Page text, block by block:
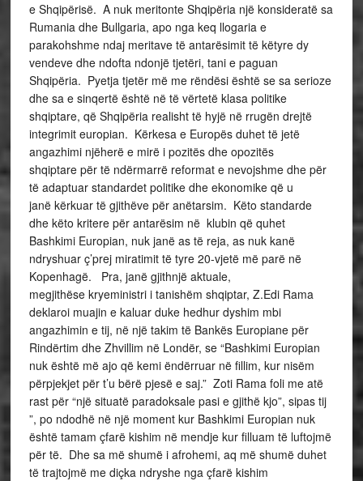
e Shqipërisë. A nuk meritonte Shqipëria një konsideratë sa
Rumania dhe Bullgaria, apo nga keq llogaria e
parakohshme ndaj meritave të antarësimit të këtyre dy
vendeve dhe ndofta ndonjë tjetëri, tani e paguan
Shqipëria. Pyetja tjetër më me rëndësi është se sa serioze
dhe sa e sinqertë është në të vërtetë klasa politike
shqiptare, që Shqipëria realisht të hyjë në rrugën drejtë
integrimit europian. Kërkesa e Europës duhet të jetë
angazhimi njëherë e mirë i pozitës dhe opozitës
shqiptare për të ndërmarrë reformat e nevojshme dhe për
të adaptuar standardet politike dhe ekonomike që u
janë kërkuar të gjithëve për anëtarsim. Këto standarde
dhe këto kritere për antarësim në klubin që quhet
Bashkimi Europian, nuk janë as të reja, as nuk kanë
ndryshuar ç’prej miratimit të tyre 20-vjetë më parë në
Kopenhagë. Pra, janë gjithnjë aktuale,
megjithëse kryeministri i tanishëm shqiptar, Z.Edi Rama
deklaroi muajin e kaluar duke hedhur dyshim mbi
angazhimin e tij, në një takim të Bankës Europiane për
Rindërtim dhe Zhvillim në Londër, se “Bashkimi Europian
nuk është më ajo që kemi ëndërruar në fillim, kur nisëm
përpjekjet për t’u bërë pjesë e saj.” Zoti Rama foli me atë
rast për “një situatë paradoksale pasi e gjithë kjo”, sipas tij
”, po ndodhë në një moment kur Bashkimi Europian nuk
është tamam çfarë kishim në mendje kur filluam të luftojmë
për të. Dhe sa më shumë i afrohemi, aq më shumë duhet
të trajtojmë me diçka ndryshe nga çfarë kishim